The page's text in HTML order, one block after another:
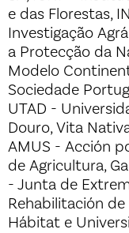
e das Florestas,
Investigação
a Protecção da
Modelo
Sociedade
UTAD -
Douro, Vita
AMUS - Acción
de Agricultura,
- Junta de
Rehabilitación
Hábitat e